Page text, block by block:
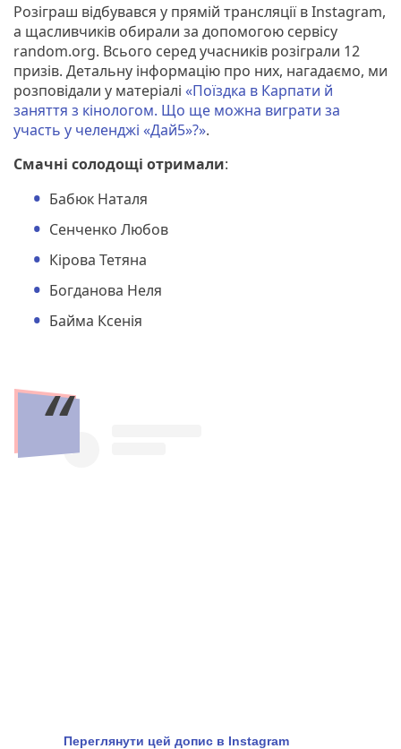
Розіграш відбувався у прямій трансляції в Instagram,
а щасливчиків обирали за допомогою сервісу
random.org. Всього серед учасників розіграли 12
призів. Детальну інформацію про них, нагадаємо, ми
розповідали у матеріалі «Поїздка в Карпати й
заняття з кінологом. Що ще можна виграти за
участь у челенджі «Дай5»?».
Смачні солодощі отримали:
Бабюк Наталя
Сенченко Любов
Кірова Тетяна
Богданова Неля
Байма Ксенія
Переглянути цей допис в Instagram